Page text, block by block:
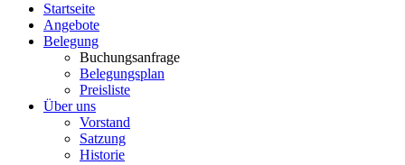
Startseite
Angebote
Belegung
Buchungsanfrage
Belegungsplan
Preisliste
Über uns
Vorstand
Satzung
Historie